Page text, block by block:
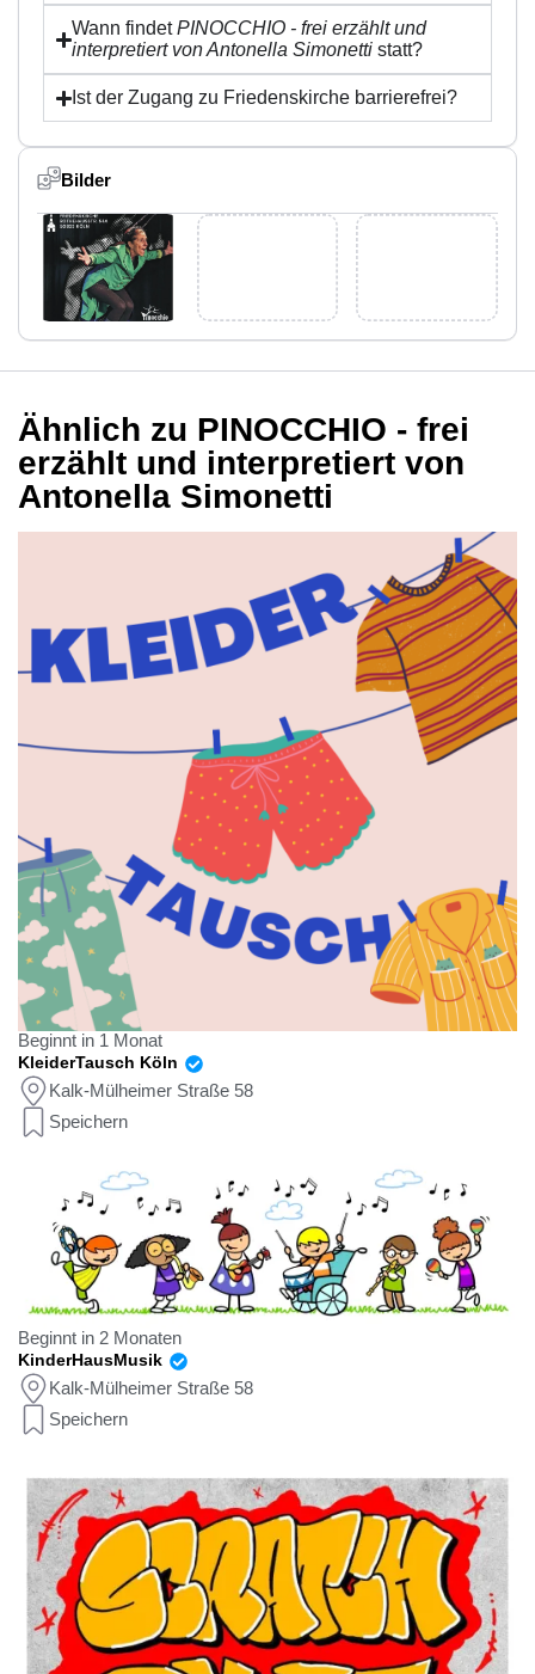
Wann findetPINOCCHIO - frei erzählt und
interpretiert von Antonella Simonetti statt?
Ist der Zugang zu Friedenskirche barrierefrei?
Bilder
Ähnlich zu PINOCCHIO - frei
erzählt und interpretiert von
Antonella Simonetti
Beginnt in 1 Monat
KleiderTausch Köln
Kalk-Mülheimer Straße 58
Speichern
Beginnt in 2 Monaten
KinderHausMusik
Kalk-Mülheimer Straße 58
Speichern